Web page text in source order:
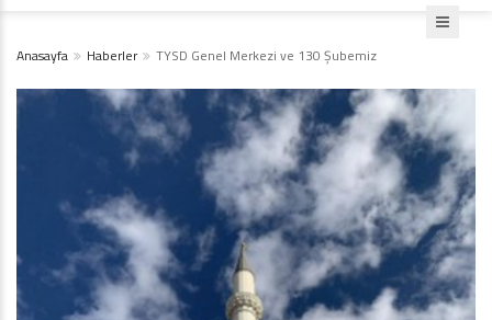
Anasayfa Haberler TYSD Genel Merkezi ve 130 Şubemiz